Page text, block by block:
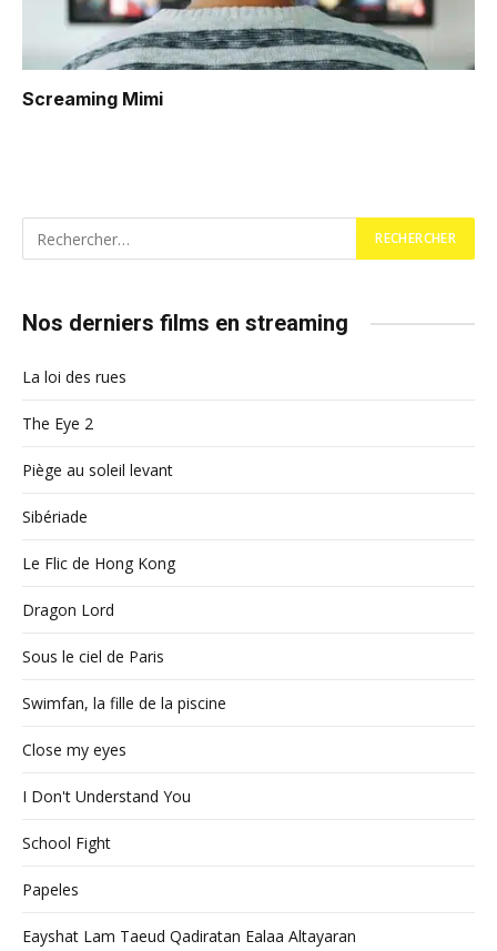
Screaming Mimi
Nos derniers films en streaming
La loi des rues
The Eye 2
Piège au soleil levant
Sibériade
Le Flic de Hong Kong
Dragon Lord
Sous le ciel de Paris
Swimfan, la fille de la piscine
Close my eyes
I Don't Understand You
School Fight
Papeles
Eayshat Lam Taeud Qadiratan Ealaa Altayaran